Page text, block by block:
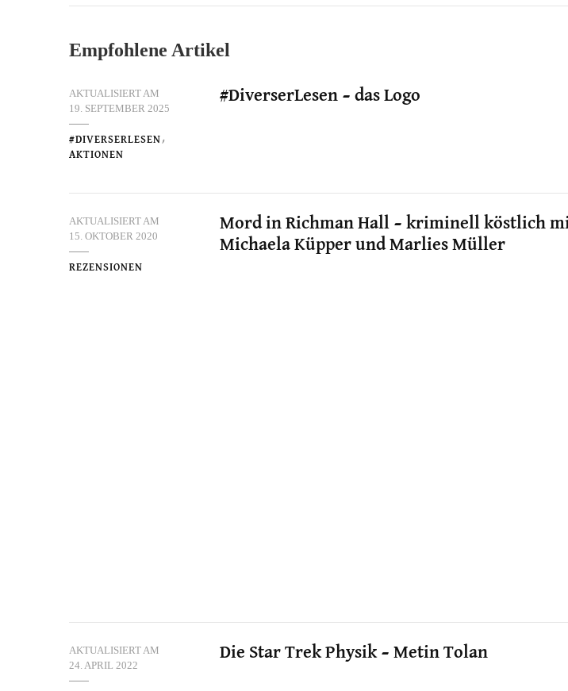
Empfohlene Artikel
AKTUALISIERT AM
19. SEPTEMBER 2025
#DIVERSERLESEN
AKTIONEN
#DiverserLesen – das Logo
AKTUALISIERT AM
15. OKTOBER 2020
REZENSIONEN
Mord in Richman Hall – kriminell köstlich
Michaela Küpper und Marlies Müller
AKTUALISIERT AM
24. APRIL 2022
Die Star Trek Physik – Metin Tolan